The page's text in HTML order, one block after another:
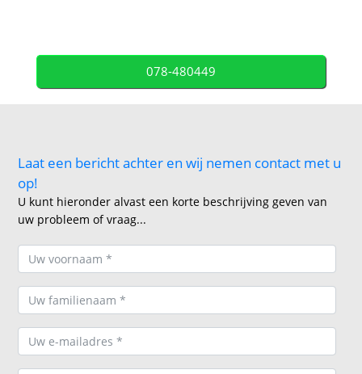
078-480449
Laat een bericht achter en wij nemen contact met u
op!
U kunt hieronder alvast een korte beschrijving geven van
uw probleem of vraag...